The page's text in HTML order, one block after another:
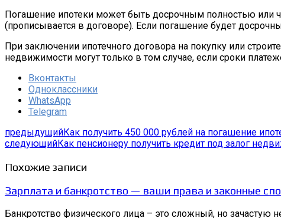
Погашение ипотеки может быть досрочным полностью или
(прописывается в договоре). Если погашение будет
При заключении ипотечного договора на покупку или
недвижимости могут только в том случае, если сроки
Вконтакты
Одноклассники
WhatsApp
Telegram
предыдущийКак получить 450 000 рублей на погашение
следующийКак пенсионеру получить кредит под залог
Похожие записи
Зарплата и банкротство — ваши права и законные
Банкротство физического лица – это сложный, но